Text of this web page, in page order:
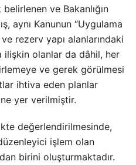
ve Bakanlığın
aynı Kanunun “Uygulama
rezerv yapı alanlarındaki
ilişkin olanlar da dâhil, her
ve gerek görülmesi
ihtiva eden planlar
yer verilmiştir.
değerlendirilmesinde,
işlem olan
birini oluşturmaktadır.